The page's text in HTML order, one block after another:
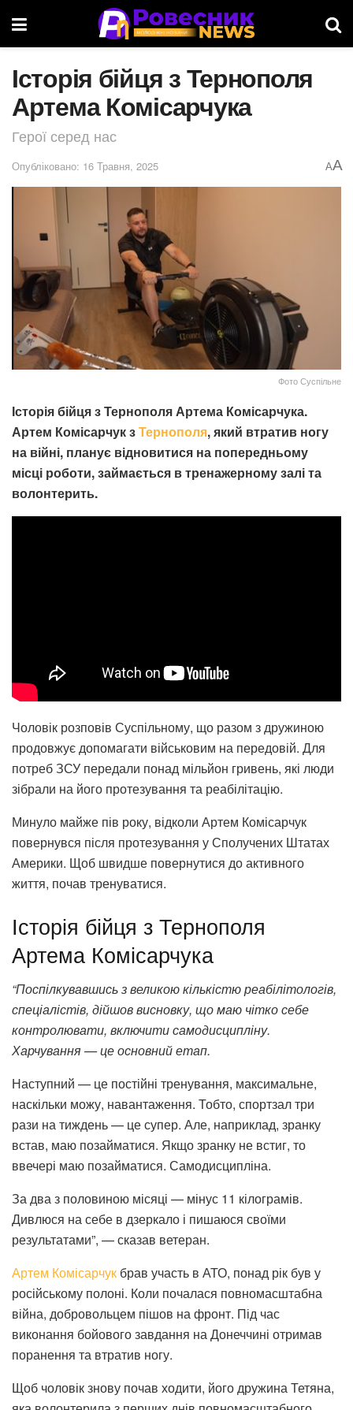
Історія бійця з Тернополя
Артема Комісарчука
Герої серед нас
Опубліковано: 16 Травня, 2025 AA
Фото Суспільне
Історія бійця з Тернополя Артема Комісарчука.
Артем Комісарчук зТернополя, який втратив ногу
на війні, планує відновитися на попередньому
місці роботи, займається в тренажерному залі та
волонтерить.
Чоловік розповів Суспільному, що разом з дружиною
продовжує допомагати військовим на передовій. Для
потреб ЗСУ передали понад мільйон гривень, які люди
зібрали на його протезування та реабілітацію.
Минуло майже пів року, відколи Артем Комісарчук
повернувся після протезування у Сполучених Штатах
Америки. Щоб швидше повернутися до активного
життя, почав тренуватися.
Історія бійця з Тернополя
Артема Комісарчука
“Поспілкувавшись з великою кількістю реабілітологів,
спеціалістів, дійшов висновку, що маю чітко себе
контролювати, включити самодисципліну.
Харчування — це основний етап.
Наступний — це постійні тренування, максимальне,
наскільки можу, навантаження. Тобто, спортзал три
рази на тиждень — це супер. Але, наприклад, зранку
встав, маю позайматися. Якщо зранку не встиг, то
ввечері маю позайматися. Самодисципліна.
За два з половиною місяці — мінус 11 кілограмів.
Дивлюся на себе в дзеркало і пишаюся своїми
результатами”, — сказав ветеран.
Артем Комісарчук брав участь в АТО, понад рік був у
російському полоні. Коли почалася повномасштабна
війна, добровольцем пішов на фронт. Під час
виконання бойового завдання на Донеччині отримав
поранення та втратив ногу.
Щоб чоловік знову почав ходити, його дружина Тетяна,